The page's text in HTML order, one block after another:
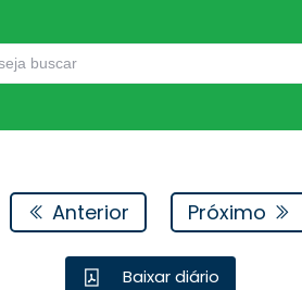
Anterior
Próximo
Baixar diário